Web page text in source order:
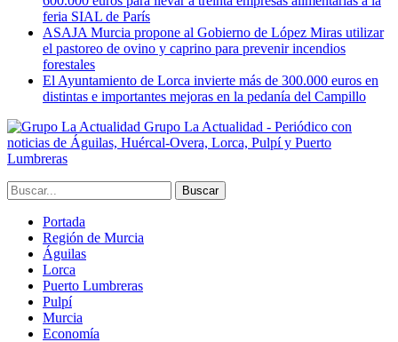
feria SIAL de París
ASAJA Murcia propone al Gobierno de López Miras utilizar
el pastoreo de ovino y caprino para prevenir incendios
forestales
El Ayuntamiento de Lorca invierte más de 300.000 euros en
distintas e importantes mejoras en la pedanía del Campillo
Grupo La Actualidad - Periódico con
noticias de Águilas, Huércal-Overa, Lorca, Pulpí y Puerto
Lumbreras
Portada
Región de Murcia
Águilas
Lorca
Puerto Lumbreras
Pulpí
Murcia
Economía